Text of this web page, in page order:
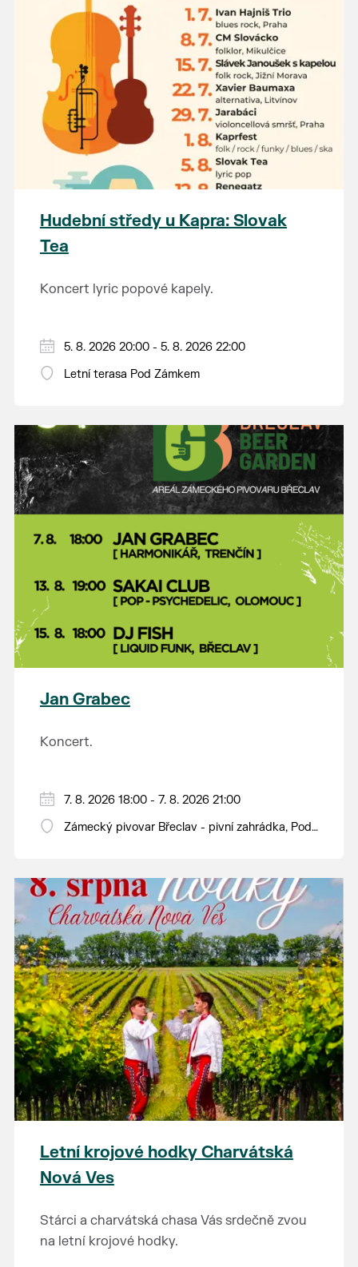
Hudební středy u Kapra: Slovak
Tea
Koncert lyric popové kapely.
5. 8. 2026 20:00 - 5. 8. 2026 22:00
Letní terasa Pod Zámkem
Jan Grabec
Koncert.
7. 8. 2026 18:00 - 7. 8. 2026 21:00
Zámecký pivovar Břeclav - pivní zahrádka, Pod
Letní krojové hodky Charvátská
Nová Ves
Stárci a charvátská chasa Vás srdečně zvou
na letní krojové hodky.